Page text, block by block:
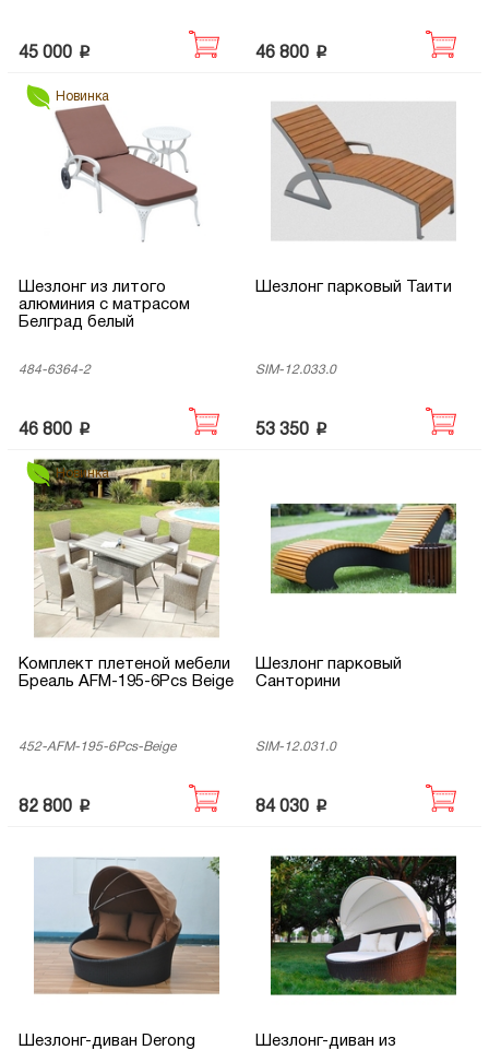
45 000 p 46 800 p
Новинка
Шезлонг из литого
алюминия с матрасом
Белград белый
484-6364-2
46 800 p
Шезлонг парковый Таити
SIM-12.033.0
53 350 p
Новинка
Комплект плетеной мебели
Бреаль AFM-195-6Pcs Beige
452-AFM-195-6Pcs-Beige
82 800 p
Шезлонг парковый
Санторини
SIM-12.031.0
84 030 p
Шезлонг-диван Derong
Шезлонг-диван из